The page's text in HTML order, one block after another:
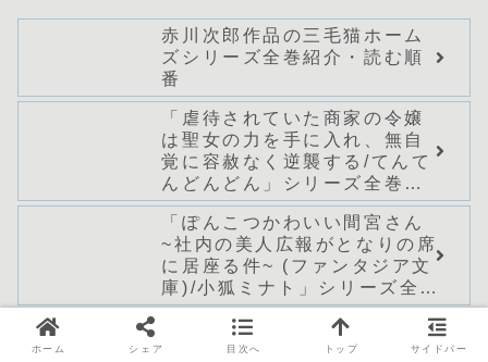
赤川次郎作品の三毛猫ホーム
ズシリーズ全巻紹介・読む順
番
「虐待されていた商家の令嬢
は聖女の力を手に入れ、無自
覚に容赦なく逆襲する/てんて
んどんどん」シリーズ全巻の
あらすじ・感想
「ぽんこつかわいい間宮さん
~社内の美人広報がとなりの席
に居座る件~ (ファンタジア文
庫)/小狐ミナト」シリーズ全巻
のあらすじ・感想
「魔装学園H×H13(角川スニ
ーカー文庫) / 久慈 マサム
ホーム シェア 目次へ トップ サイドバー